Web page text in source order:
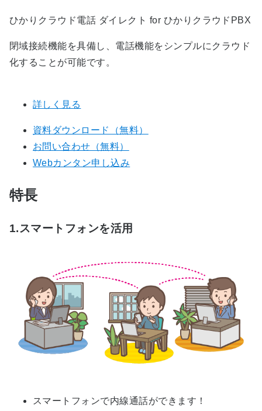
ひかりクラウド電話 ダイレクト for ひかりクラウドPBX
閉域接続機能を具備し、電話機能をシンプルにクラウド
化することが可能です。
詳しく見る
資料ダウンロード（無料）
お問い合わせ（無料）
Webカンタン申し込み
特長
1.スマートフォンを活用
スマートフォンで内線通話ができます！